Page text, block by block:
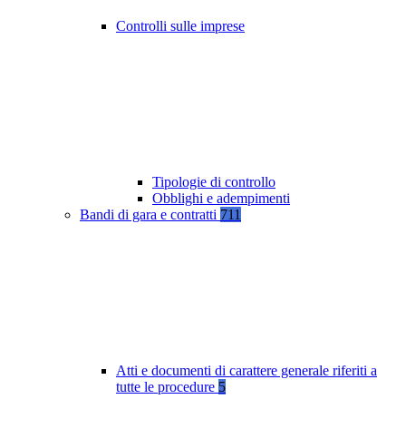
Controlli sulle imprese
Tipologie di controllo
Obblighi e adempimenti
Bandi di gara e contratti 711
Atti e documenti di carattere generale riferiti a
tutte le procedure 5